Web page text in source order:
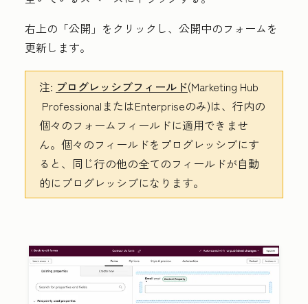
右上の 「公開」 をクリックし、公開中のフォームを
更新します。
注: プログレッシブフィールド(Marketing Hub
Professional またはEnterpriseのみ)は、行内の
個々のフォームフィールドに適用できませ
ん。個々のフィールドをプログレッシブにす
ると、同じ行の他の全てのフィールドが自動
的にプログレッシブになります。